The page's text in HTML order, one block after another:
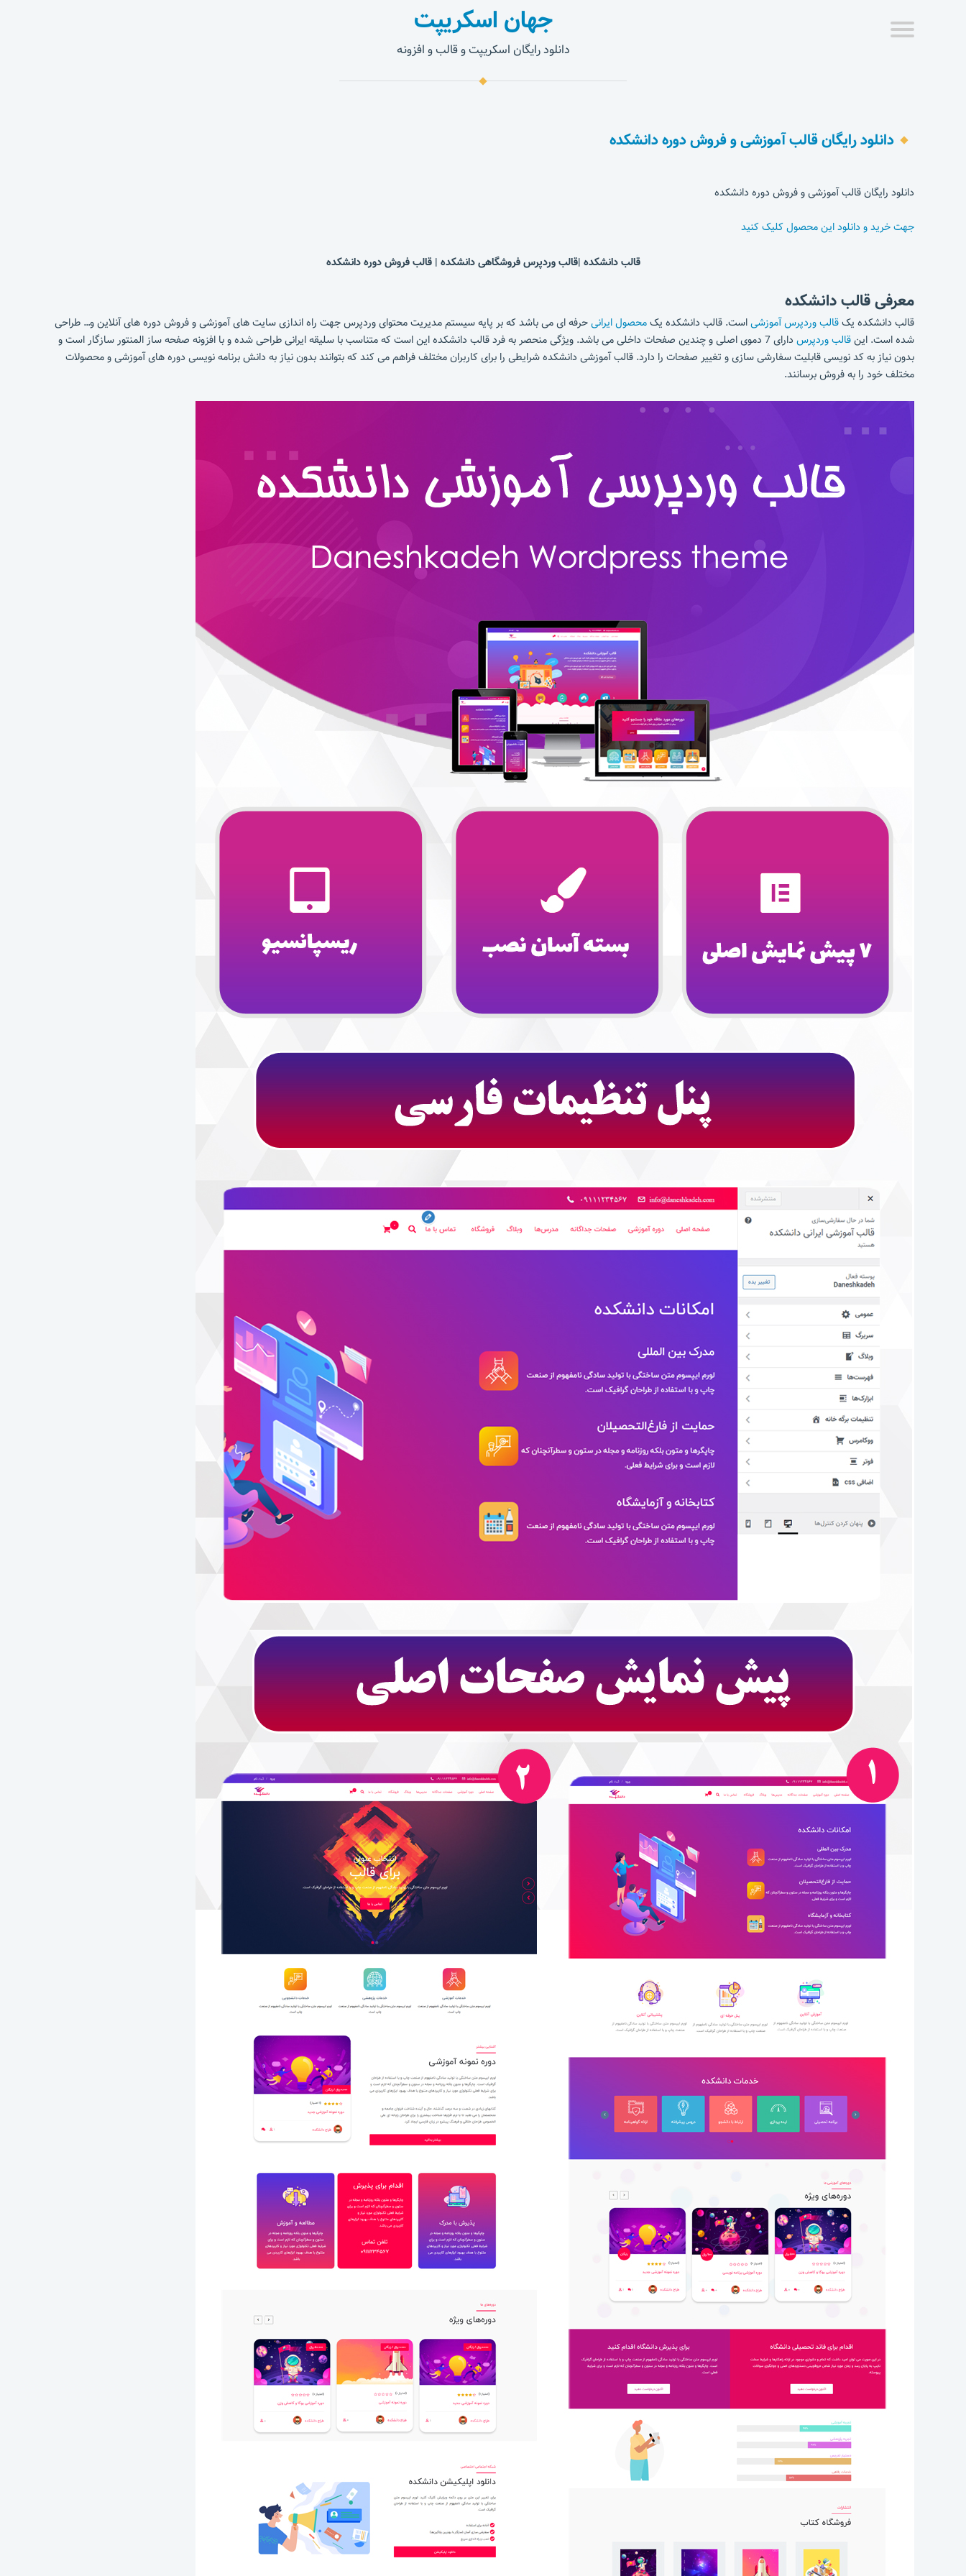
جهان اسکریپت
دانلود رایگان اسکریپت و قالب و افزونه
دانلود رایگان قالب آموزشی و فروش دوره دانشکده
دانلود رایگان قالب آموزشی و فروش دوره دانشکده
جهت خرید و دانلود این محصول کلیک کنید
قالب دانشکده |قالب وردپرس فروشگاهی دانشکده | قالب فروش دوره دانشکده
معرفی قالب دانشکده
قالب دانشکده یکقالب وردپرس آموزشیاست. قالب دانشکده یکمحصول ایرانیحرفه ای می باشد که بر پایه سیستم مدیریت محتوای وردپرس جهت راه اندازی سایت های آموزشی و فروش دوره های آنلاین و… طراحی
شده است. اینقالب وردپرس
دارای 7 دموی اصلی و چندین صفحات داخلی می باشد. ویژگی منحصر به فرد قالب دانشکده این است که متناسب با سلیقه ایرانی طراحی شده و با افزونه صفحه ساز المنتور سازگار است و
بدون نیاز به کد نویسی قابلیت سفارشی سازی و تغییر صفحات را دارد. قالب آموزشی دانشکده شرایطی را برای کاربران مختلف فراهم می کند که بتوانند بدون نیاز به دانش برنامه نویسی دوره های آموزشی و محصولات
مختلف خود را به فروش برسانند.